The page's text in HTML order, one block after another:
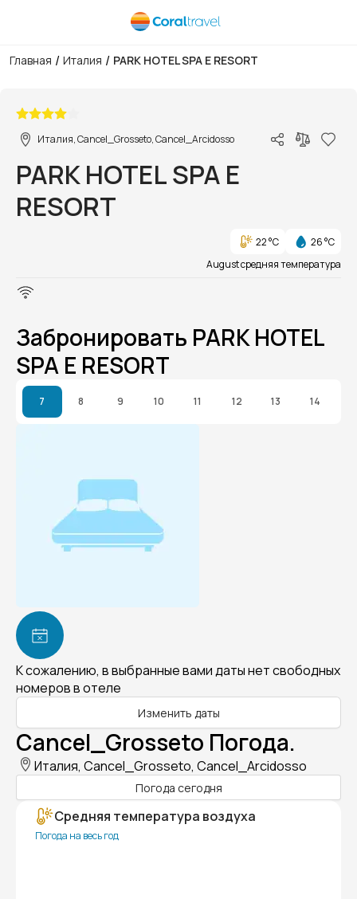
Главная / Италия / PARK HOTEL SPA E RESORT
Италия, Cancel_Grosseto, Cancel_Arcidosso
PARK HOTEL SPA E
RESORT
22 °C
26 °C
August средняя температура
Забронировать PARK HOTEL
SPA E RESORT
7 8 9 10 11 12 13 14
К сожалению, в выбранные вами даты нет свободных
номеров в отеле
Изменить даты
Cancel_Grosseto Погода.
Италия, Cancel_Grosseto, Cancel_Arcidosso
Погода сегодня
Средняя температура воздуха
Погода на весь год